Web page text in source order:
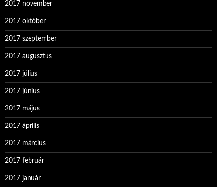
2017 november
2017 október
2017 szeptember
2017 augusztus
2017 július
2017 június
2017 május
2017 április
2017 március
2017 február
2017 január